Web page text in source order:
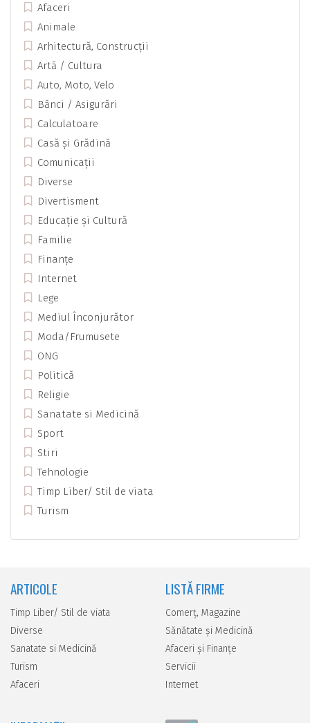
Afaceri
Animale
Arhitectură, Construcții
Artă / Cultura
Auto, Moto, Velo
Bănci / Asigurări
Calculatoare
Casă și Grădină
Comunicații
Diverse
Divertisment
Educație și Cultură
Familie
Finanțe
Internet
Lege
Mediul Înconjurător
Moda/Frumusete
ONG
Politică
Religie
Sanatate si Medicină
Sport
Stiri
Tehnologie
Timp Liber/ Stil de viata
Turism
ARTICOLE
Timp Liber/ Stil de viata
Diverse
Sanatate si Medicină
Turism
Afaceri
LISTĂ FIRME
Comerţ, Magazine
Sănătate şi Medicină
Afaceri şi Finanţe
Servicii
Internet